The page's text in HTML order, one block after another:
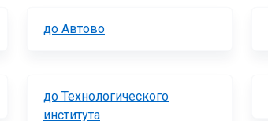
до Автово
до Технологического
института